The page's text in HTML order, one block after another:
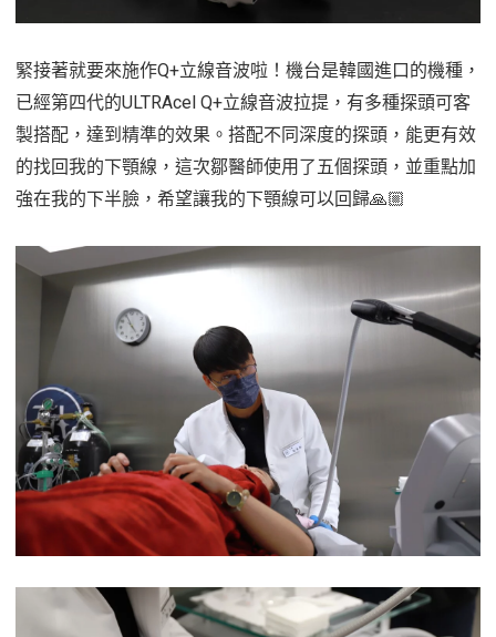
緊接著就要來施作Q+立線音波啦！機台是韓國進口的機種，
已經第四代的ULTRAcel Q+立線音波拉提，有多種探頭可客
製搭配，達到精準的效果。搭配不同深度的探頭，能更有效
的找回我的下顎線，這次鄒醫師使用了五個探頭，並重點加
強在我的下半臉，希望讓我的下顎線可以回歸🙏🏼